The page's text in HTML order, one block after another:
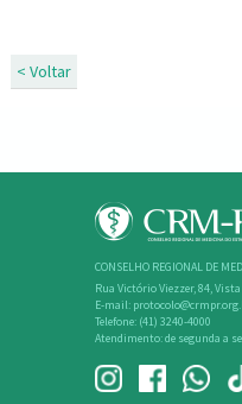
< Voltar
CONSELHO REGIONAL DE
Rua Victório Viezzer, 84,
E-mail:
Telefone: (41) 3240-4000
Atendimento: de segunda a